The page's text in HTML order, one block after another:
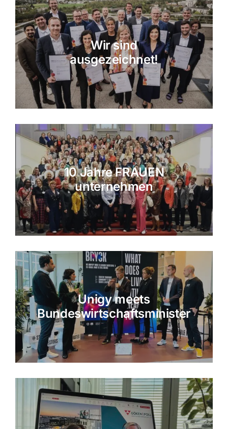
Wir sind
ausgezeichnet!
10 Jahre FRAUEN
unternehmen
Unigy meets
Bundeswirtschaftsminister